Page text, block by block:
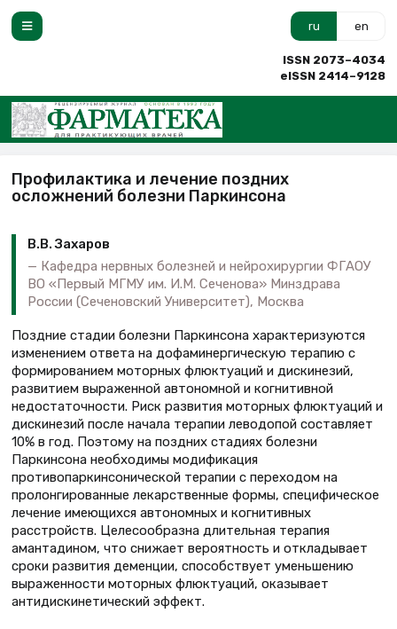
ru en
ISSN 2073–4034
eISSN 2414–9128
Профилактика и лечение поздних
осложнений болезни Паркинсона
В.В. Захаров
Кафедра нервных болезней и нейрохирургии ФГАОУ
ВО «Первый МГМУ им. И.М. Сеченова» Минздрава
России (Сеченовский Университет), Москва
Поздние стадии болезни Паркинсона характеризуются
изменением ответа на дофаминергическую терапию с
формированием моторных флюктуаций и дискинезий,
развитием выраженной автономной и когнитивной
недостаточности. Риск развития моторных флюктуаций и
дискинезий после начала терапии леводопой составляет
10% в год. Поэтому на поздних стадиях болезни
Паркинсона необходимы модификация
противопаркинсонической терапии с переходом на
пролонгированные лекарственные формы, специфическое
лечение имеющихся автономных и когнитивных
расстройств. Целесообразна длительная терапия
амантадином, что снижает вероятность и откладывает
сроки развития деменции, способствует уменьшению
выраженности моторных флюктуаций, оказывает
антидискинетический эффект.